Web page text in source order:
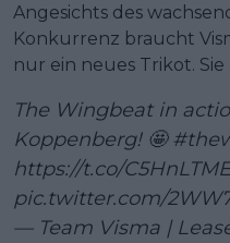
Angesichts des
Konkurrenz braucht
nur ein neues Trikot.
The Wingbeat in
Koppenberg! 🤩
https://t.co/
pic.twitter.com/
— Team Visma |